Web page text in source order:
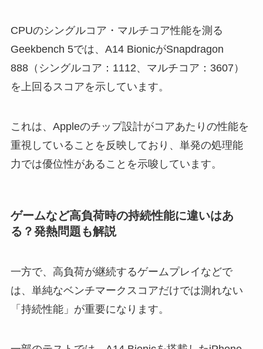
CPUのシングルコア・マルチコア性能を測る
Geekbench 5では、A14 BionicがSnapdragon
888（シングルコア：1112、マルチコア：3607）
を上回るスコアを示しています。
これは、Appleのチップ設計がコアあたりの性能を
重視していることを反映しており、単発の処理能
力では優位性があることを示唆しています。
ゲームなど高負荷時の持続性能に違いはあ
る？発熱問題も解説
一方で、高負荷が継続するゲームプレイなどで
は、単純なベンチマークスコアだけでは測れない
「持続性能」が重要になります。